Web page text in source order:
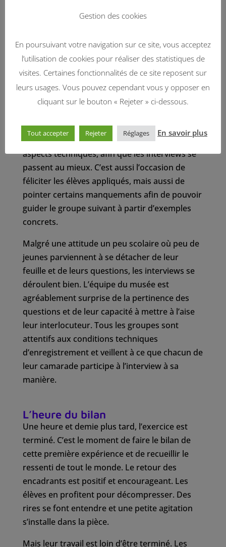
pour rappeler leurs recommandations, que ce
soit sur la manière de s’exprimer ou sur les
aspects techniques, afin que les interviews se
passent au mieux. C’est aussi l’occasion de
féliciter les élèves appliqués, mais aussi de
pointer certains manquements afin de pouvoir
guider le groupe suivant à partir d’exemples
concrets.
Malgré une attitude un peu scolaire où peu de
jeunes parviennent à se détacher de leur
feuille et de leurs questions, les interviews se
déroulent bien. L’équipe du musée est
agréablement surprise de la pertinence des
questions et de leur capacité à mettre à l’aise
leur interlocuteur. Tous les groupes sont
attentifs aux conditions techniques
d’enregistrement et veillent à ce que chacun de
leur camarade participe à l’interview à sa
manière.
L’heure du bilan
Une heure et demie plus tard, l’exercice est
terminé. C’est le moment de faire le bilan de
cette première expérience et de recueillir le
ressenti de tout le monde. Le retour des
encadrants est positif et encourageant. Les
élèves en profitent pour décompresser. Des
rires se font entendre et une petite agitation
s’installe dans la pièce.
Mais leur travail est loin d’être terminé. Les
Gestion des cookies
En poursuivant votre navigation sur ce site, vous acceptez
l’utilisation de cookies pour réaliser des statistiques de
visites. Certaines fonctionnalités de ce site reposent sur
leurs usages. Vous pouvez cependant vous y opposer en
cliquant sur le bouton « Rejeter » ci-dessous.
Tout accepter Rejeter Réglages En savoir plus